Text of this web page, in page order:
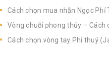
Cách chọn mua nhẫn Ngọc Phỉ
Vòng chuỗi phong thủy – Cách
Cách chọn vòng tay Phỉ thuý